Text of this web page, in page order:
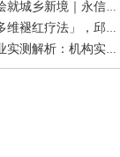
匠造城市文脉，绘就城乡新境｜永信和瑞规划设
上海卓栎丽格「多维褪红疗法」，邱阳院长领衔
上海口腔种植行业实测解析：机构实力、适配人